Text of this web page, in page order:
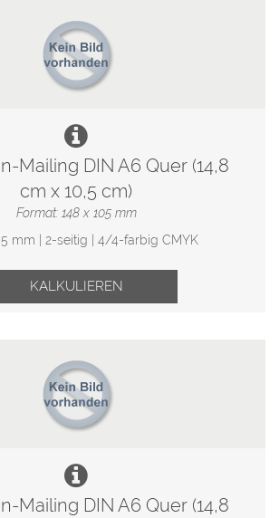
Mailing DIN A6 Quer (14,8
cm x 10,5 cm)
Format: 148 x 105 mm
mm | 2-seitig | 4/4-farbig CMYK
KALKULIEREN
Mailing DIN A6 Quer (14,8